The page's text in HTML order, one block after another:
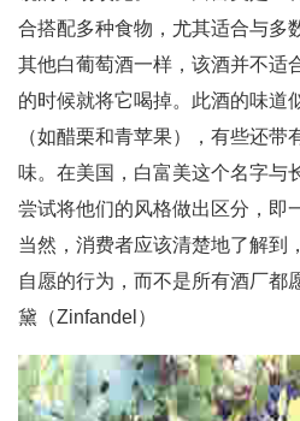
合搭配多种食物，尤其适合与多
其他白葡萄酒一样，该酒并不适
的时候就将它喝掉。此酒的味道
（如醋栗和青苹果），有些还
味。在美国，白富美这个名字与
尝试将他们的风格做出区分，即
当然，消费者应该清楚地了解到
自愿的行为，而不是所有酒厂
黛（Zinfandel）